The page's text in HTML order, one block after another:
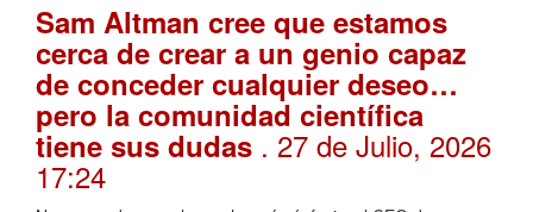
Sam Altman cree que estamos
cerca de crear a un genio capaz
de conceder cualquier deseo…
pero la comunidad científica
tiene sus dudas . 27 de Julio, 2026
17:24